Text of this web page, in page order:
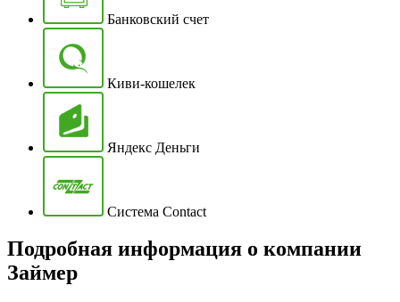
Банковский счет
Киви-кошелек
Яндекс Деньги
Система Contact
Подробная информация о компании
Займер